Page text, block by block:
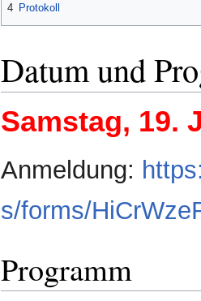
4 Protokoll
Datum und
Samstag, 19.
Anmeldung:
s/forms/
Programm